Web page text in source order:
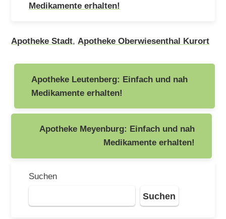
Medikamente erhalten!
Apotheke Stadt,Apotheke Oberwiesenthal Kurort
Beitragsnavigation
Apotheke Leutenberg: Einfach und nah
Medikamente erhalten!
Apotheke Meyenburg: Einfach und nah
Medikamente erhalten!
Suchen
Suchen